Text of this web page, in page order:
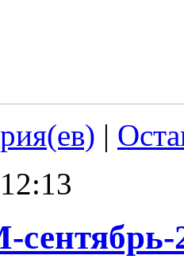
|